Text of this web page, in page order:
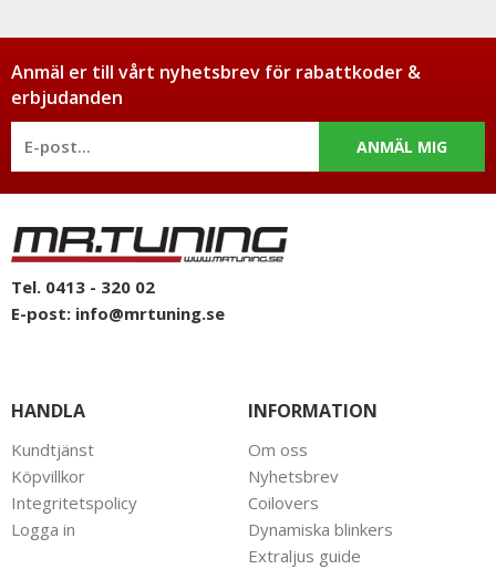
Anmäl er till vårt nyhetsbrev för rabattkoder &
erbjudanden
ANMÄL MIG
Tel. 0413 - 320 02
E-post: info@mrtuning.se
HANDLA
Kundtjänst
Köpvillkor
Integritetspolicy
Logga in
INFORMATION
Om oss
Nyhetsbrev
Coilovers
Dynamiska blinkers
Extraljus guide